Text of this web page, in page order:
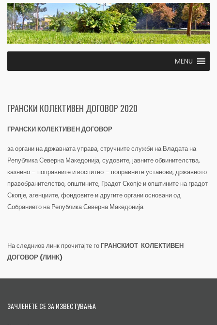
MENU
ГРАНСКИ КОЛЕКТИВЕН ДОГОВОР 2020
ГРАНСКИ КОЛЕКТИВЕН ДОГОВОР
за органи на државната управа, стручните служби на Владата на
Република Северна Македонија, судовите, јавните обвинителства,
казнено – поправните и воспитно – поправните установи, државното
правобранителство, општините, Градот Скопје и општините на градот
Скопје, агенциите, фондовите и другите органи основани од
Собранието на Република Северна Македонија
На следниов линк прочитајте го ГРАНСКИОТ КОЛЕКТИВЕН
ДОГОВОР (ЛИНК)
ЗАЧЛЕНЕТЕ СЕ ЗА ИЗВЕСТУВАЊА